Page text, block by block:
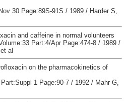
30 Page:89S-91S / 1989 / Harder S,
and caffeine in normal volunteers
Part:4/Apr Page:474-8 / 1989 /
al
on the pharmacokinetics of
1 Page:90-7 / 1992 / Mahr G,